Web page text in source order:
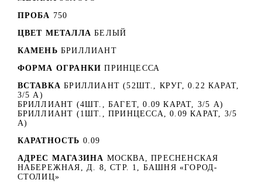
ПРОБА 750
ЦВЕТ МЕТАЛЛА БЕЛЫЙ
КАМЕНЬ БРИЛЛИАНТ
ФОРМА ОГРАНКИ ПРИНЦЕССА
ВСТАВКА БРИЛЛИАНТ (52ШТ., КРУГ, 0.22 КАРАТ,
3/5 А)
БРИЛЛИАНТ (4ШТ., БАГЕТ, 0.09 КАРАТ, 3/5 А)
БРИЛЛИАНТ (1ШТ., ПРИНЦЕССА, 0.09 КАРАТ, 3/5
А)
КАРАТНОСТЬ 0.09
АДРЕС МАГАЗИНА МОСКВА, ПРЕСНЕНСКАЯ
НАБЕРЕЖНАЯ, Д. 8, СТР. 1, БАШНЯ «ГОРОД-
СТОЛИЦ»